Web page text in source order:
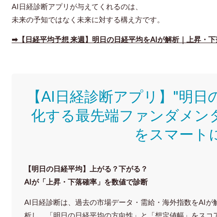
AI日経診断アプリが与えてくれるのは、
未来の予知ではなく 未来に対する構え方です。
➡【日経平均予想 来週】明日の日経平均をAIが解析｜上昇・
【AI日経診断アプリ】"明
化する最先端ファンダメン
をスマート
【明日の⽇経平均】上がる？下がる？
AIが「上昇・下落確率」を数値で診断
AI日経診断は、過去の市場データ・需給・海外指数をAIが
析し、「明日の日経平均の方向性」と「想定値幅」をスコ